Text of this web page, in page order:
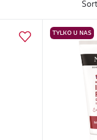
TYLKO U NAS